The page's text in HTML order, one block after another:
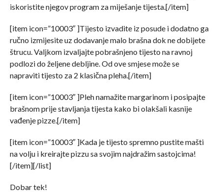
iskoristite njegov program za miješanje tijesta.[/item]
[item icon=”10003″ ]Tijesto izvadite iz posude i dodatno ga
ručno izmijesite uz dodavanje malo brašna dok ne dobijete
štrucu. Valjkom izvaljajte pobrašnjeno tijesto na ravnoj
podlozi do željene debljine. Od ove smjese može se
napraviti tijesto za 2 klasična pleha.[/item]
[item icon=”10003″ ]Pleh namažite margarinom i posipajte
brašnom prije stavljanja tijesta kako bi olakšali kasnije
vađenje pizze.[/item]
[item icon=”10003″ ]Kada je tijesto spremno pustite mašti
na volju i kreirajte pizzu sa svojim najdražim sastojcima!
[/item][/list]
Dobar tek!